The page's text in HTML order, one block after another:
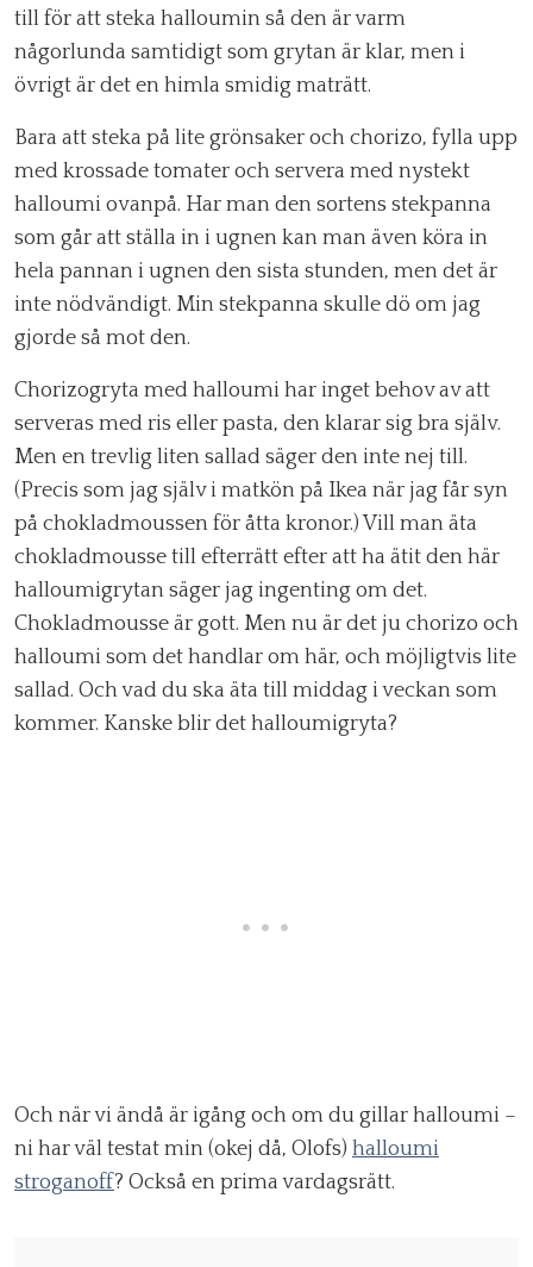
till för att steka halloumin så den är varm
någorlunda samtidigt som grytan är klar, men i
övrigt är det en himla smidig maträtt.
Bara att steka på lite grönsaker och chorizo, fylla upp
med krossade tomater och servera med nystekt
halloumi ovanpå. Har man den sortens stekpanna
som går att ställa in i ugnen kan man även köra in
hela pannan i ugnen den sista stunden, men det är
inte nödvändigt. Min stekpanna skulle dö om jag
gjorde så mot den.
Chorizogryta med halloumi har inget behov av att
serveras med ris eller pasta, den klarar sig bra själv.
Men en trevlig liten sallad säger den inte nej till.
(Precis som jag själv i matkön på Ikea när jag får syn
på chokladmoussen för åtta kronor.) Vill man äta
chokladmousse till efterrätt efter att ha ätit den här
halloumigrytan säger jag ingenting om det.
Chokladmousse är gott. Men nu är det ju chorizo och
halloumi som det handlar om här, och möjligtvis lite
sallad. Och vad du ska äta till middag i veckan som
kommer. Kanske blir det halloumigryta?
Och när vi ändå är igång och om du gillar halloumi –
ni har väl testat min (okej då, Olofs) halloumi
stroganoff? Också en prima vardagsrätt.